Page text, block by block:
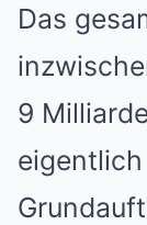
Das
9